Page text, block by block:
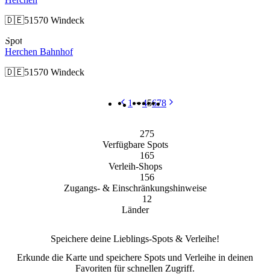
🇩🇪51570 Windeck
Spot
Herchen Bahnhof
🇩🇪51570 Windeck
Previous
1 More pages
45678 Next
Verfügbare Spots
275
Verleih-Shops
165
Zugangs- & Einschränkungshinweise
156
Länder
12
Speichere deine Lieblings-Spots & Verleihe!
Erkunde die Karte und speichere Spots und Verleihe in deinen
Favoriten für schnellen Zugriff.